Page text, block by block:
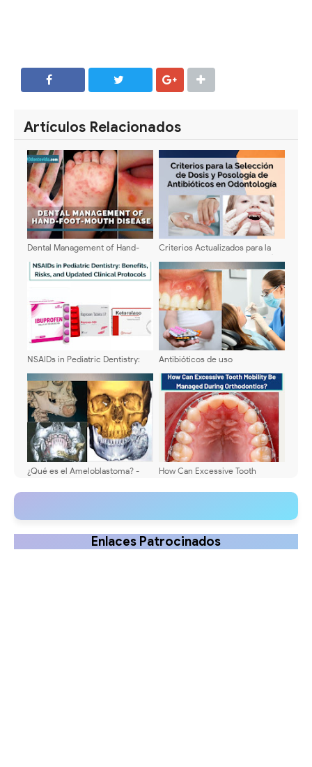
Artículos Relacionados
Dental Management of Hand-
Clinical Guide for Dentists
Criterios Actualizados para la
Selección de Dosis y Posología
de Antibióticos en Odontología
NSAIDs in Pediatric Dentistry:
Clinical Protocols
Antibióticos de uso
Consideraciones en su elección
¿Qué es el Ameloblastoma? -
Diagnóstico, características,
tratamiento y caso clínico
How Can Excessive Tooth
Orthodontics?
Enlaces Patrocinados